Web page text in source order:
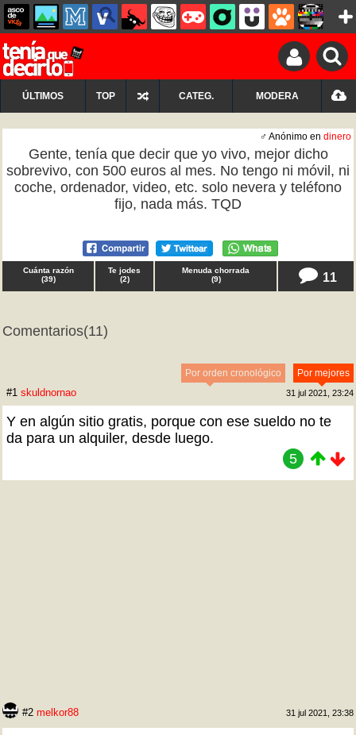
ÚLTIMOS TOP CATEG. MODERA
♂ Anónimo en dinero
Gente, tenía que decir que yo vivo, mejor dicho
sobrevivo, con 500 euros al mes. No tengo ni móvil, ni
coche, ordenador, video, etc. solo nevera y teléfono
fijo, nada más. TQD
Cuánta razón
(39)
Te jodes
(2)
Menuda chorrada
(9) 11
Comentarios(11)
Por mejores
Por orden cronológico
#1 skuldnornao 31 jul 2021, 23:24
Y en algún sitio gratis, porque con ese sueldo no te
da para un alquiler, desde luego.
5
#2 melkor88 31 jul 2021, 23:38